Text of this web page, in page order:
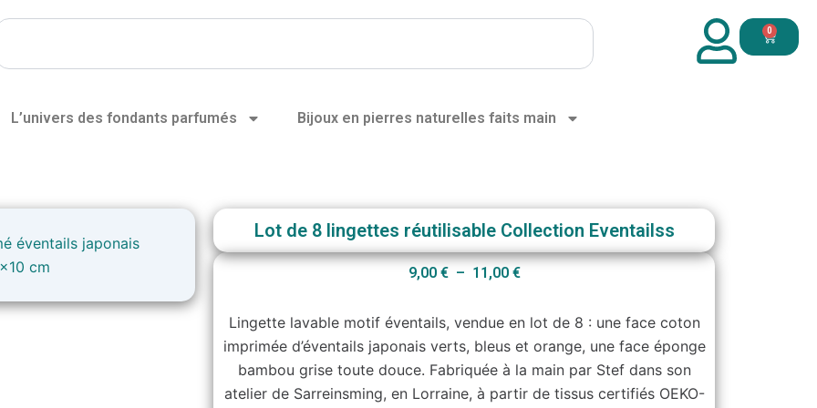
0
Panier
L’univers des fondants parfumés Bijoux en pierres naturelles faits main
Lot de 8 lingettes réutilisable Collection Eventailss
9,00 € – 11,00 €Plage
prix :
9,00 €
à
11,00 €
Lingette lavable motif éventails, vendue en lot de 8 : une face coton
imprimée d’éventails japonais verts, bleus et orange, une face éponge
bambou grise toute douce. Fabriquée à la main par Stef dans son
atelier de Sarreinsming, en Lorraine, à partir de tissus certifiés OEKO-